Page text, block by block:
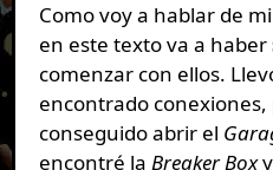
Como voy a hablar de
en este texto va a haber
comenzar con ellos.
encontrado
conseguido abrir el
encontré la Breaker Boxy